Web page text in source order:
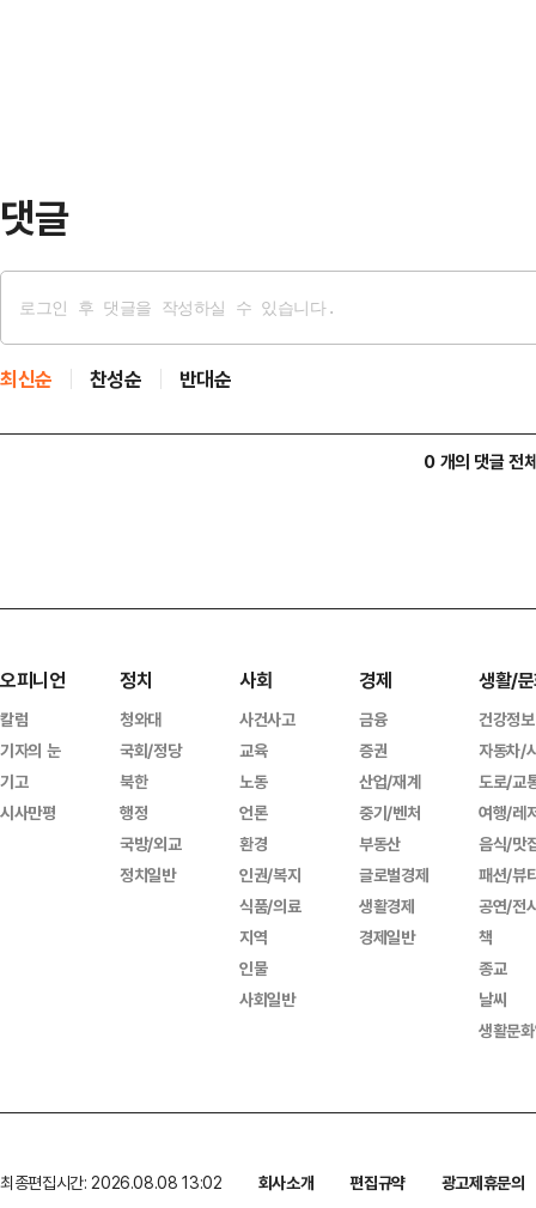
댓글
최신순 찬성순 반대순
0 개의 댓글 전
오피니언
칼럼
기자의 눈
기고
시사만평
정치
청와대
국회/정당
북한
행정
국방/외교
정치일반
사회
사건사고
교육
노동
언론
환경
인권/복지
식품/의료
지역
인물
사회일반
경제
금융
증권
산업/재계
중기/벤처
부동산
글로벌경제
생활경제
경제일반
생활/
건강정보
자동차/
도로/교
여행/레
음식/맛
패션/뷰
공연/전
책
종교
날씨
생활문
최종편집시간: 2026.08.08 13:02 회사소개 편집규약 광고제휴문의